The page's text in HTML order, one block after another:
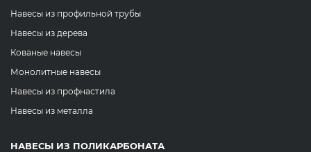
Навесы из профильной трубы
Навесы из дерева
Кованые навесы
Монолитные навесы
Навесы из профнастила
Навесы из металла
НАВЕСЫ ИЗ ПОЛИКАРБОНАТА